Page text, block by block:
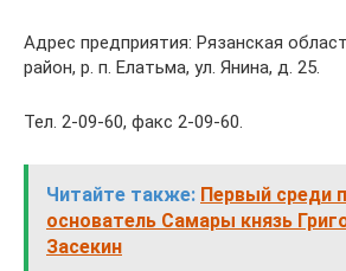
Адрес предприятия: Рязанская
район, р. п. Елатьма, ул. Янина, д. 25.
Тел. 2-09-60, факс 2-09-60.
Читайте также: Первый среди
основатель Самары князь
Засекин